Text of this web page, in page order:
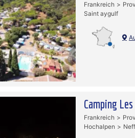
Frankreich
Saint aygulf
Camping
Frankreich
Hochalpen